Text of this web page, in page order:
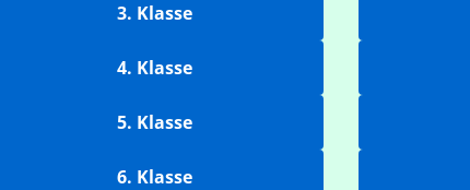
3. Klasse
4. Klasse
5. Klasse
6. Klasse